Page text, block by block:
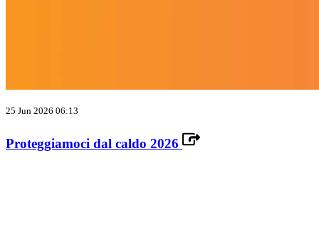
25 Jun 2026 06:13
Proteggiamoci dal caldo 2026